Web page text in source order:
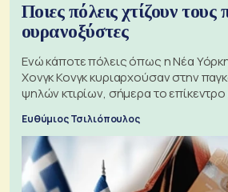
Ποιες πόλεις χτίζουν τους
ουρανοξύστες
Ενώ κάποτε πόλεις όπως η Νέα
Χονγκ Κονγκ κυριαρχούσαν στην
ψηλών κτιρίων, σήμερα το επίκεντρο
Ευθύμιος Τσιλιόπουλος